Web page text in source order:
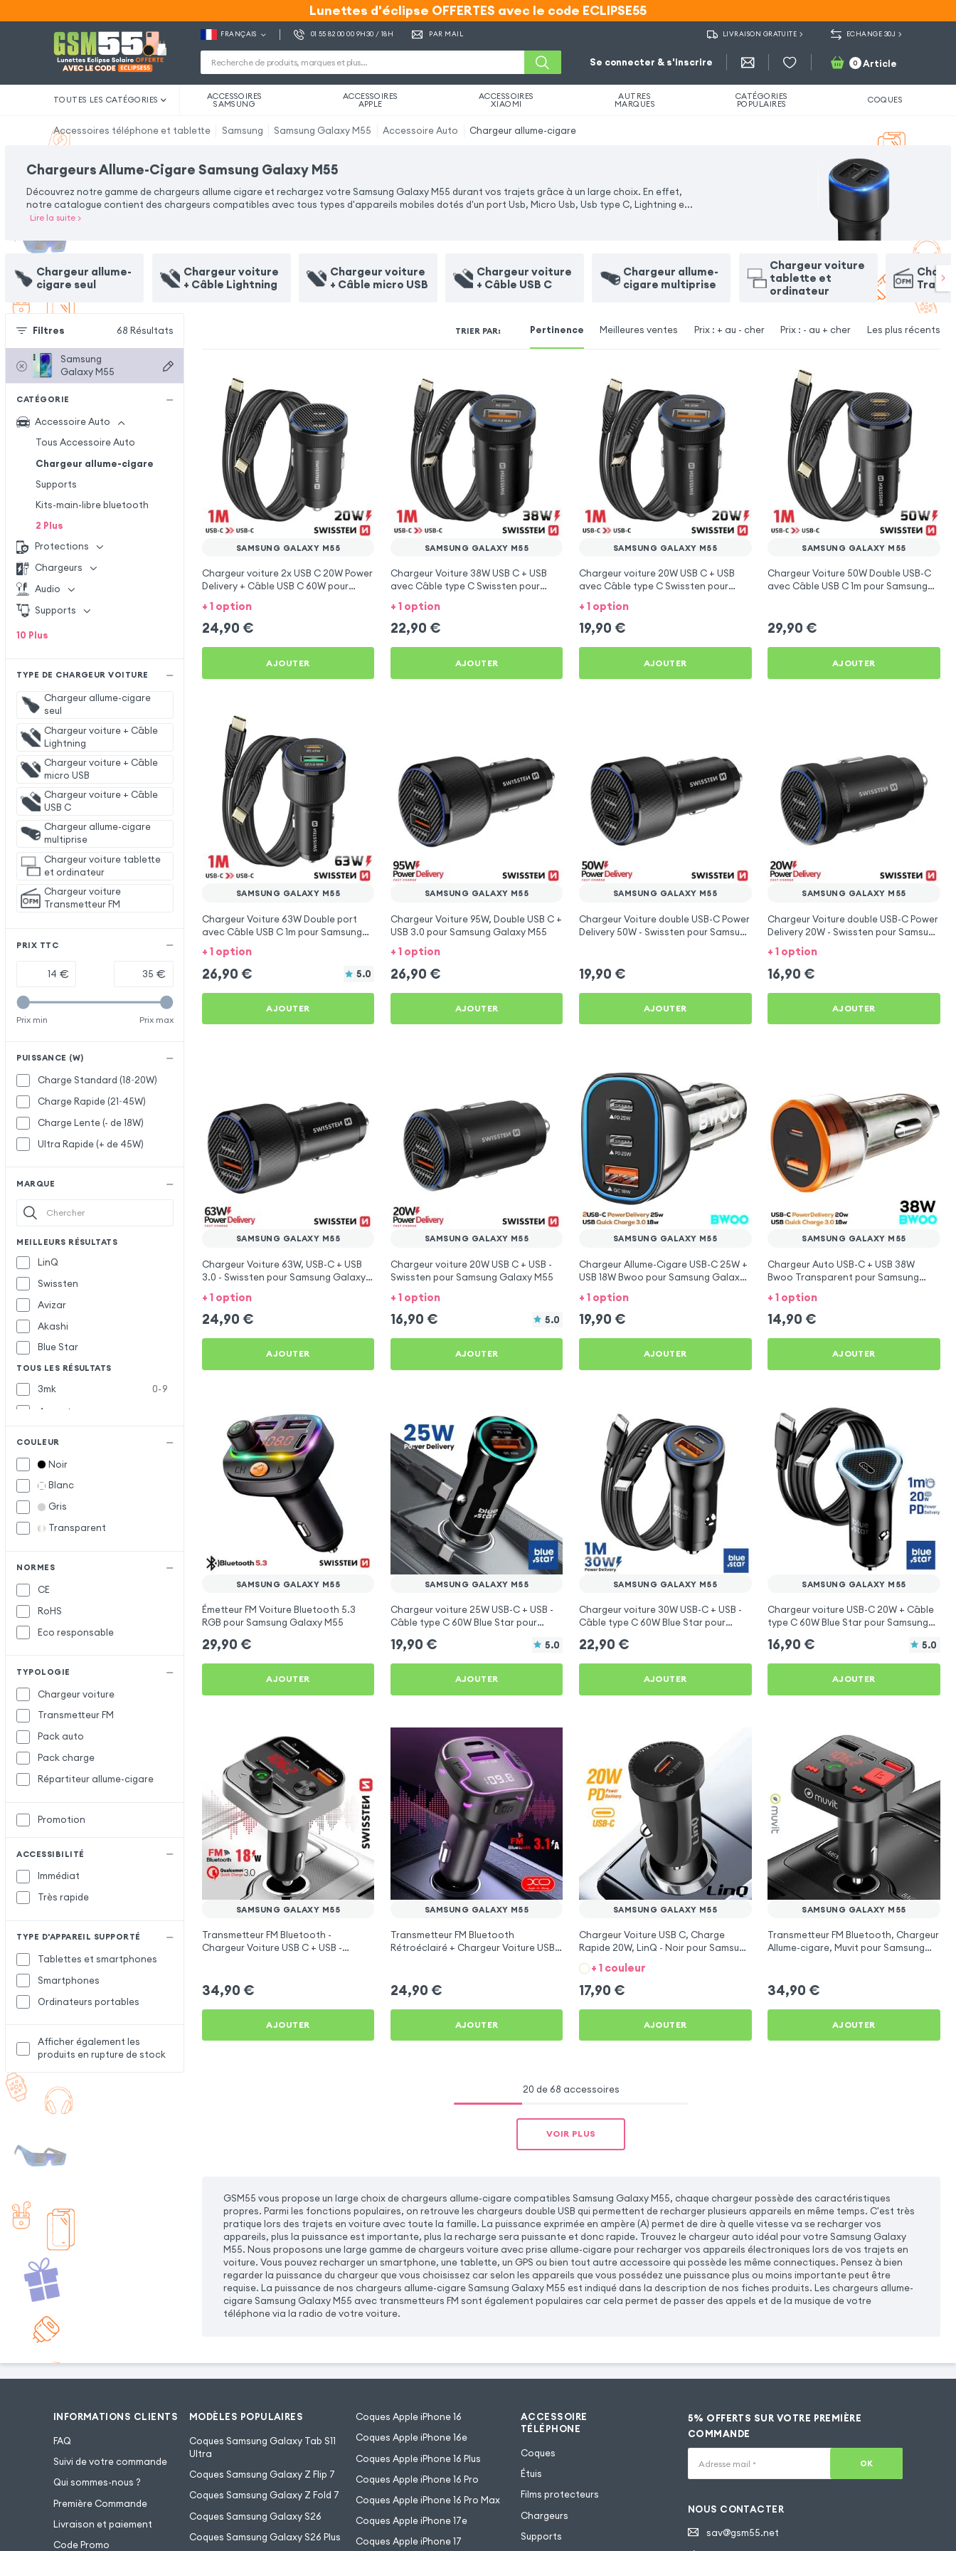
Lunettes d'éclipse OFFERTES avec le code ECLIPSE55
Lunettes d'éclipse OFFERTES avec le code ECLIPSE55
FRANÇAIS 01 55 82 00 00 9H30 / 18H PAR MAIL LIVRAISON GRATUITE ECHANGE 30J
Se connecter & s'inscrire 0 Article
TOUTES LES CATÉGORIES ACCESSOIRES
SAMSUNG
ACCESSOIRES
APPLE
ACCESSOIRES
XIAOMI
AUTRES
MARQUES
CATÉGORIES
POPULAIRES COQUES
Accessoires téléphone et tablette Samsung Samsung Galaxy M55 Accessoire Auto Chargeur allume-cigare
Chargeurs Allume-Cigare Samsung Galaxy M55
Découvrez notre gamme de chargeurs allume cigare et rechargez votre Samsung Galaxy M55 durant vos trajets grâce à un large choix. En effet,
notre catalogue contient des chargeurs compatibles avec tous types d'appareils mobiles dotés d'un port Usb, Micro Usb, Usb type C, Lightning e...
Lire la suite>
Chargeur allume-
cigare seul
Chargeur voiture
+ Câble Lightning
Chargeur voiture
+ Câble micro USB
Chargeur voiture
+ Câble USB C
Chargeur allume-
cigare multiprise
Chargeur voiture
tablette et
ordinateur
Filtres 68 Résultats
Samsung
Galaxy M55
CATÉGORIE
Accessoire Auto
Tous Accessoire Auto
Chargeur allume-cigare
Supports
Kits-main-libre bluetooth
2 Plus
Protections
Chargeurs
Audio
Supports
10 Plus
TYPE DE CHARGEUR VOITURE
Chargeur allume-cigare
seul
Chargeur voiture + Câble
Lightning
Chargeur voiture + Câble
micro USB
Chargeur voiture + Câble
USB C
Chargeur allume-cigare
multiprise
Chargeur voiture tablette
et ordinateur
Chargeur voiture
Transmetteur FM
PRIX TTC
€ €
Prix min Prix max
PUISSANCE (W)
Charge Standard (18~20W)
Charge Rapide (21~45W)
Charge Lente (- de 18W)
Ultra Rapide (+ de 45W)
MARQUE
MEILLEURS RÉSULTATS
LinQ
Swissten
Avizar
Akashi
Blue Star
TOUS LES RÉSULTATS
3mk
0-9
4smarts
Forcell
Forever
Muvit
M
Samsung
Satechi
Setty
COULEUR
Noir
Blanc
Gris
Transparent
NORMES
CE
RoHS
Eco responsable
TYPOLOGIE
Chargeur voiture
Transmetteur FM
Pack auto
Pack charge
Répartiteur allume-cigare
Promotion
ACCESSIBILITÉ
Immédiat
Très rapide
TYPE D'APPAREIL SUPPORTÉ
Tablettes et smartphones
Smartphones
Ordinateurs portables
Afficher également les
produits en rupture de stock
TRIER PAR: Pertinence Meilleures ventes Prix : + au - cher Prix : - au + cher Les plus récents
SAMSUNG GALAXY M55
Chargeur voiture 2x USB C 20W Power
Delivery + Câble USB C 60W pour
Samsung Galaxy M55
+ 1 option
24,90 €
AJOUTER
SAMSUNG GALAXY M55
Chargeur Voiture 38W USB C + USB
avec Câble type C Swissten pour
Samsung Galaxy M55
+ 1 option
22,90 €
AJOUTER
SAMSUNG GALAXY M55
Chargeur voiture 20W USB C + USB
avec Câble type C Swissten pour
Samsung Galaxy M55
+ 1 option
19,90 €
AJOUTER
SAMSUNG GALAXY M55
Chargeur Voiture 50W Double USB-C
avec Câble USB C 1m pour Samsung
29,90 €
AJOUTER
SAMSUNG GALAXY M55
Chargeur Voiture 63W Double port
avec Câble USB C 1m pour Samsung
Galaxy M55
+ 1 option
26,90 € 5.0
AJOUTER
SAMSUNG GALAXY M55
Chargeur Voiture 95W, Double USB C +
USB 3.0 pour Samsung Galaxy M55
+ 1 option
26,90 €
AJOUTER
SAMSUNG GALAXY M55
Chargeur Voiture double USB-C Power
Delivery 50W - Swissten pour Samsung
19,90 €
AJOUTER
SAMSUNG GALAXY M55
Chargeur Voiture double USB-C Power
Delivery 20W - Swissten pour Samsung
Galaxy M55
+ 1 option
16,90 €
AJOUTER
SAMSUNG GALAXY M55
Chargeur Voiture 63W, USB-C + USB
3.0 - Swissten pour Samsung Galaxy
+ 1 option
24,90 €
AJOUTER
SAMSUNG GALAXY M55
Chargeur voiture 20W USB C + USB -
Swissten pour Samsung Galaxy M55
+ 1 option
16,90 € 5.0
AJOUTER
SAMSUNG GALAXY M55
Chargeur Allume-Cigare USB-C 25W +
USB 18W Bwoo pour Samsung Galaxy
+ 1 option
19,90 €
AJOUTER
SAMSUNG GALAXY M55
Chargeur Auto USB-C + USB 38W
Bwoo Transparent pour Samsung
Galaxy M55
+ 1 option
14,90 €
AJOUTER
SAMSUNG GALAXY M55
Émetteur FM Voiture Bluetooth 5.3
RGB pour Samsung Galaxy M55
29,90 €
AJOUTER
SAMSUNG GALAXY M55
Chargeur voiture 25W USB-C + USB -
Câble type C 60W Blue Star pour
19,90 € 5.0
AJOUTER
SAMSUNG GALAXY M55
Chargeur voiture 30W USB-C + USB -
Câble type C 60W Blue Star pour
22,90 €
AJOUTER
SAMSUNG GALAXY M55
Chargeur voiture USB-C 20W + Câble
type C 60W Blue Star pour Samsung
16,90 € 5.0
AJOUTER
SAMSUNG GALAXY M55
Transmetteur FM Bluetooth -
Chargeur Voiture USB C + USB -
34,90 €
AJOUTER
SAMSUNG GALAXY M55
Transmetteur FM Bluetooth
Rétroéclairé + Chargeur Voiture USB
24,90 €
AJOUTER
SAMSUNG GALAXY M55
Chargeur Voiture USB C, Charge
Rapide 20W, LinQ - Noir pour Samsung
Galaxy M55
+ 1 couleur
17,90 €
AJOUTER
SAMSUNG GALAXY M55
Transmetteur FM Bluetooth, Chargeur
Allume-cigare, Muvit pour Samsung
34,90 €
AJOUTER
20 de 68 accessoires
VOIR PLUS
GSM55 vous propose un large choix de chargeurs allume-cigare compatibles Samsung Galaxy M55, chaque chargeur possède des caractéristiques
propres. Parmi les fonctions populaires, on retrouve les chargeurs double USB qui permettent de recharger plusieurs appareils en même temps. C'est très
pratique lors des trajets en voiture avec toute la famille. La puissance exprimée en ampère (A) permet de dire à quelle vitesse va se recharger vos
appareils, plus la puissance est importante, plus la recharge sera puissante et donc rapide. Trouvez le chargeur auto idéal pour votre Samsung Galaxy
M55. Nous proposons une large gamme de chargeurs voiture avec prise allume-cigare pour recharger vos appareils électroniques lors de vos trajets en
voiture. Vous pouvez recharger un smartphone, une tablette, un GPS ou bien tout autre accessoire qui possède les même connectiques. Pensez à bien
regarder la puissance du chargeur que vous choisissez car selon les appareils que vous possédez une puissance plus ou moins importante peut être
requise. La puissance de nos chargeurs allume-cigare Samsung Galaxy M55 est indiqué dans la description de nos fiches produits. Les chargeurs allume-
cigare Samsung Galaxy M55 avec transmetteurs FM sont également populaires car cela permet de passer des appels et de la musique de votre
téléphone via la radio de votre voiture.
INFORMATIONS CLIENTS
FAQ
Suivi de votre commande
Qui sommes-nous ?
Première Commande
Livraison et paiement
Code Promo
MODÈLES POPULAIRES
Coques Samsung Galaxy Tab S11
Ultra
Coques Samsung Galaxy Z Flip 7
Coques Samsung Galaxy Z Fold 7
Coques Samsung Galaxy S26
Coques Samsung Galaxy S26 Plus
Coques Apple iPhone 16
Coques Apple iPhone 16e
Coques Apple iPhone 16 Plus
Coques Apple iPhone 16 Pro
Coques Apple iPhone 16 Pro Max
Coques Apple iPhone 17e
Coques Apple iPhone 17
ACCESSOIRE
TÉLÉPHONE
Coques
Étuis
Films protecteurs
Chargeurs
Supports
5% OFFERTS SUR VOTRE PREMIÈRE
COMMANDE
Adresse mail * OK
NOUS CONTACTER
sav@gsm55.net